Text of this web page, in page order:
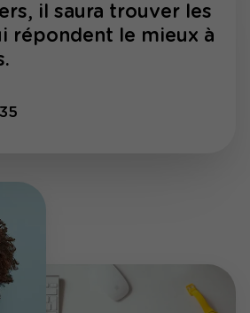
il saura trouver les
répondent le mieux à